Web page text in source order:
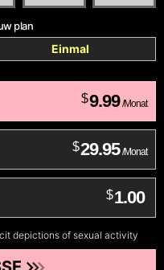
plan
Einmal
$9.99 /Monat
$29.95 /Monat
$1.00
depictions of sexual activity